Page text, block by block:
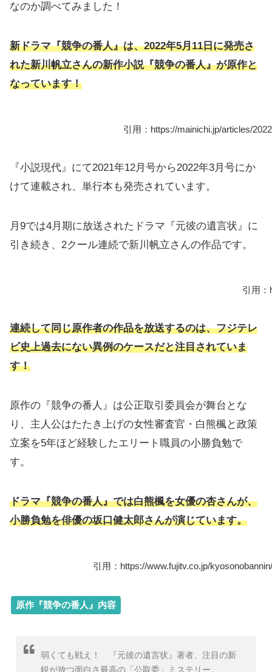
なのか調べてみました！
新ドラマ『競争の番人』は、2022年5月11日に発売さ
れた新川帆立さんの新作小説『競争の番人』が原作と
なっています！
引用：https://mainichi.jp/articles/
『小説現代』にて2021年12月号から2022年3月号にか
けて連載され、単行本も発売されています。
月9では4月期に放送されたドラマ『元彼の遺言状』に
引き続き、2クール連続で新川帆立さんの作品です。
引用：
連続して同じ原作者の作品を放送するのは、フジテレ
ビ史上過去にない異例のケースだと注目されていま
す！
原作の『競争の番人』は公正取引委員会が舞台とな
り、主人公はたたき上げの女性審査官・白熊楓と政策
立案を5年ほど経験したエリート職員の小勝負勉で
す。
ドラマ『競争の番人』では白熊楓を女優の杏さんが、
小勝負勉を俳優の坂口健太郎さんが演じています。
引用：https://www.fujitv.co.jp/
原作『競争の番人』内容
弱くても戦え！ 『元彼の遺言状』著者、注目の新
鋭が放つ面白さ最高の「公取委」ミステリー。